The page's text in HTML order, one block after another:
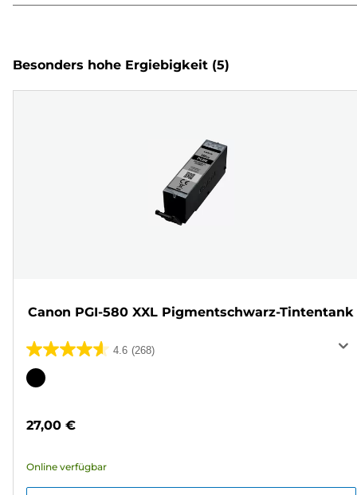
Besonders hohe Ergiebigkeit (5)
Canon PGI-580 XXL Pigmentschwarz-Tintentank
4.6 (268)
4.6
von
268
Farbpatrone
27,00 €
Online verfügbar